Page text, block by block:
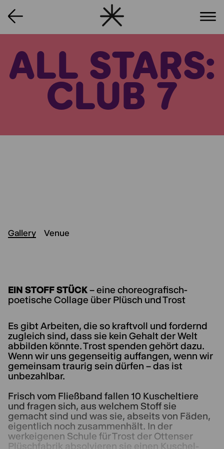
ALL STARS:
CLUB 7
Gallery Venue
EIN STOFF STÜCK– eine choreografisch-
poetische Collage über Plüsch und Trost
Es gibt Arbeiten, die so kraftvoll und fordernd
zugleich sind, dass sie kein Gehalt der Welt
abbilden könnte. Trost spenden gehört dazu.
Wenn wir uns gegenseitig auffangen, wenn wir
gemeinsam traurig sein dürfen – das ist
unbezahlbar.
Frisch vom Fließband fallen 10 Kuscheltiere
und fragen sich, aus welchem Stoff sie
gemacht sind und was sie, abseits von Fäden,
eigentlich noch zusammenhält. In der
werkeigenen Schule für Trost der Ottenser
Plüschfabrik absolvieren sie einen Kuschel-